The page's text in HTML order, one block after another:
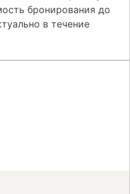
бронирования до
в течение